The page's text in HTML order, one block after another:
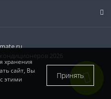
2026
хранения
сайт, Вы
этими
Принять